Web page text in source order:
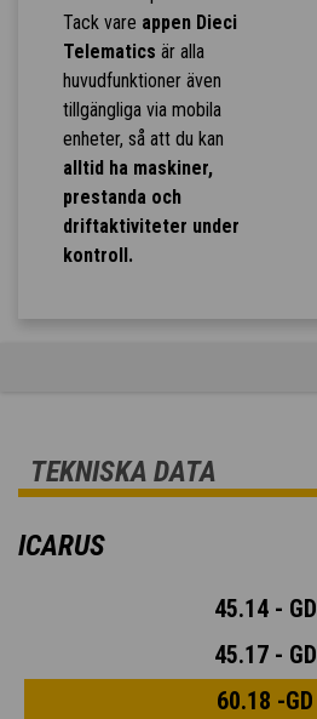
Tack vare appen Dieci
Telematics är alla
huvudfunktioner även
tillgängliga via mobila
enheter, så att du kan
alltid ha maskiner,
prestanda och
driftaktiviteter under
kontroll.
TEKNISKA DATA
ICARUS
45.14 - GD
45.17 - GD
60.18 -GD